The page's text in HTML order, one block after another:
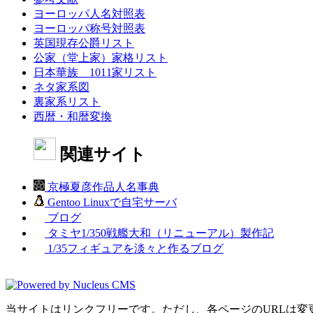
ヨーロッパ人名対照表
ヨーロッパ称号対照表
英国現存公爵リスト
公家（堂上家）家格リスト
日本華族 1011家リスト
ネタ家系図
裏家系リスト
西暦・和暦変換
関連サイト
京極夏彦作品人名事典
Gentoo Linuxで自宅サーバ
ブログ
タミヤ1/350戦艦大和（リニューアル）製作記
1/35フィギュアを淡々と作るブログ
当サイトはリンクフリーです。ただし、各ページのURLは変